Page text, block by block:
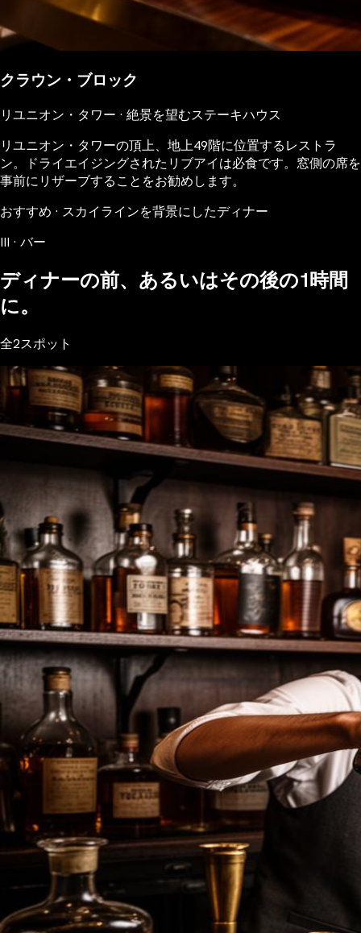
クラウン・ブロック
リユニオン・タワー · 絶景を望むステーキハウス
リユニオン・タワーの頂上、地上49階に位置するレストラ
ン。ドライエイジングされたリブアイは必食です。窓側の席を
事前にリザーブすることをお勧めします。
おすすめ · スカイラインを背景にしたディナー
III · バー
ディナーの前、あるいはその後の1時間
に。
全2スポット